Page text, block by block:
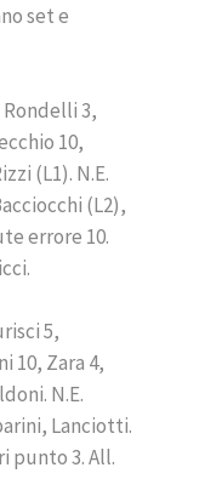
set e
Rondelli 3,
10,
(L1). N.E.
(L2),
errore 10.
5,
10, Zara 4,
N.E.
Lanciotti.
punto 3. All.